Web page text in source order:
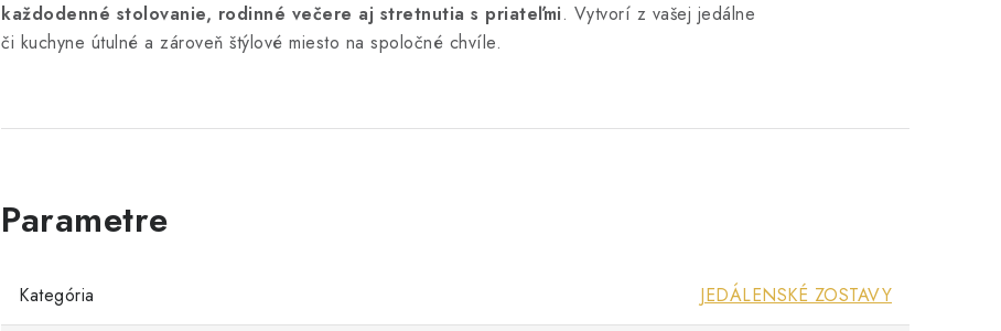
každodenné stolovanie, rodinné večere aj stretnutia s priateľmi. Vytvorí z vašej jedálne
či kuchyne útulné a zároveň štýlové miesto na spoločné chvíle.
Kategória JEDÁLENSKÉ ZOSTAVY